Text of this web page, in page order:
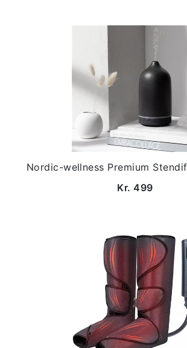
Nordic-wellness Premium
Kr. 499